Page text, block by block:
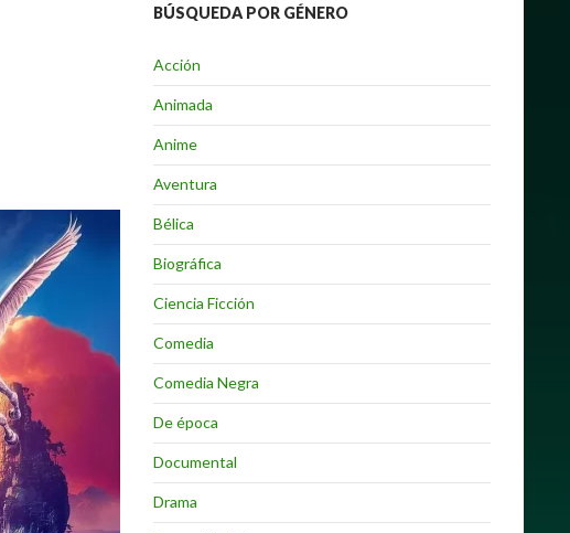
BÚSQUEDA POR GÉNERO
Acción
Animada
Anime
Aventura
Bélica
Biográfica
Ciencia Ficción
Comedia
Comedia Negra
De época
Documental
Drama